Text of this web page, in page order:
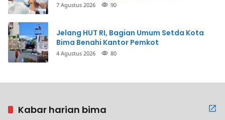
Perbuatannya dan Siap Mengembalikan
7 Agustus 2026 90
Jelang HUT RI, Bagian Umum Setda Kota
Bima Benahi Kantor Pemkot
4 Agustus 2026 80
Kabar harian bima